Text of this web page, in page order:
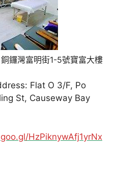
鑼灣富明街1-5號寶富大樓
Flat O 3/F, Po
St, Causeway Bay
HzPiknywAfj1yrNx